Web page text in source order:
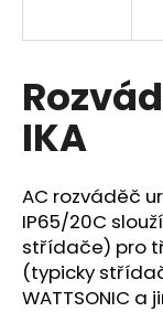
IKA
AC rozváděč
IP65/20C
střídače) pro
(typicky
WATTSONIC a
í
t
?